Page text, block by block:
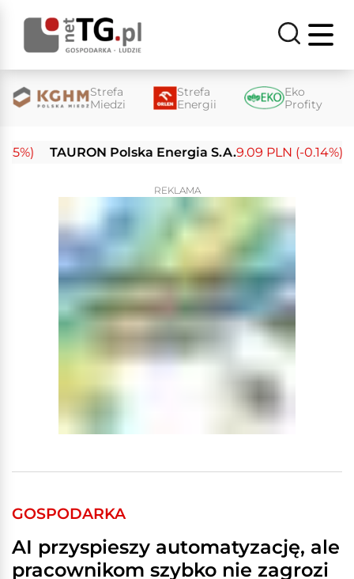
Strefa
Miedzi
Strefa
Energii
Eko
Profity
TAURON Polska Energia S.A.9.09 PLN (-0.14%)
REKLAMA
GOSPODARKA
AI przyspieszy automatyzację, ale
pracownikom szybko nie zagrozi